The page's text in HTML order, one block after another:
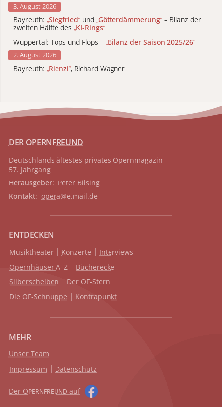
3. August 2026
Bayreuth: „Siegfried“ und „Götterdämmerung“ – Bilanz der
zweiten Hälfte des „KI-Rings“
Wuppertal: Tops und Flops – „Bilanz der Saison 2025/26“
2. August 2026
Bayreuth: „Rienzi“, Richard Wagner
DER OPERNFREUND
Deutschlands ältestes privates Opernmagazin
57. Jahrgang
Herausgeber: Peter Bilsing
Kontakt: opera@e.mail.de
ENTDECKEN
Musiktheater Konzerte
Interviews
Opernhäuser A–Z
Bücherecke
Silberscheiben
Der OF-Stern
Die OF-Schnuppe
Kontrapunkt
MEHR
Unser Team
Impressum
Datenschutz
Der OPERNFREUND auf